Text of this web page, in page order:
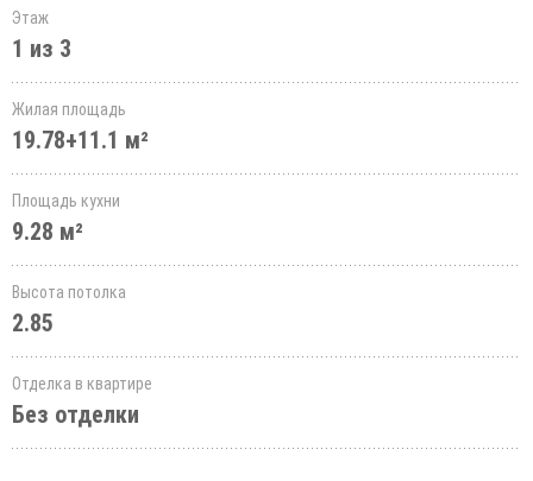
Этаж
1 из 3
Жилая площадь
19.78+11.1 м²
Площадь кухни
9.28 м²
Высота потолка
2.85
Отделка в квартире
Без отделки